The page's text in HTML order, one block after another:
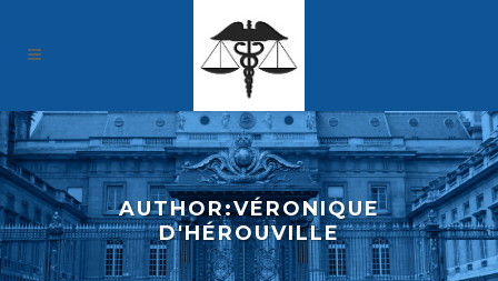
AUTHOR:VÉRONIQUE
D'HÉROUVILLE